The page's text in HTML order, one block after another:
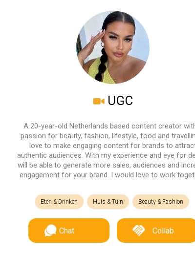
UGC
A 20-year-old Netherlands based content creator
passion for beauty, fashion, lifestyle, food and
love to make engaging content for brands to
authentic audiences. With my experience and eye for
will be able to generate more sales, audiences and
engagement for your brand. I would love to work
Eten & Drinken Huis & Tuin Beauty & Fashion
Chat Collab